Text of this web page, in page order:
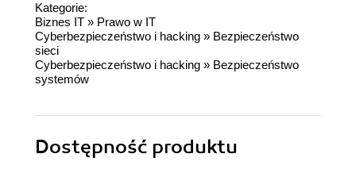
Kategorie:
Biznes IT » Prawo w IT
Cyberbezpieczeństwo i hacking » Bezpieczeństwo
sieci
Cyberbezpieczeństwo i hacking » Bezpieczeństwo
systemów
Dostępność produktu